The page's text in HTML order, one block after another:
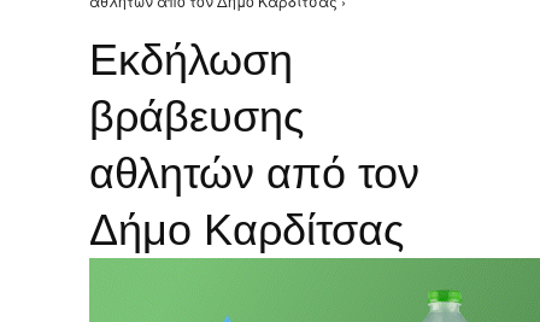
Εκδήλωση
βράβευσης
αθλητών από τον
Δήμο Καρδίτσας